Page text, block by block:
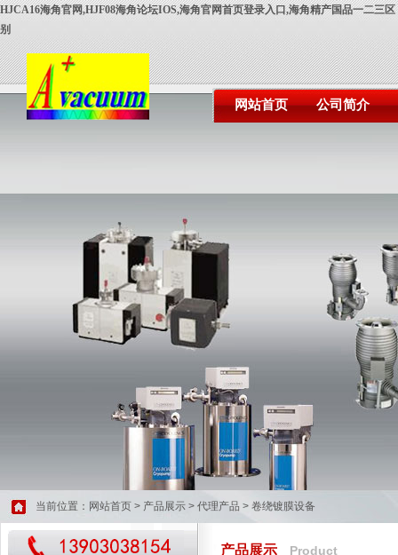
HJCA16海角官网,HJF08海角论坛IOS,海角官网首页登录入口,海角精产国品一二三区
别
网站首页 公司简介
当前位置： 网站首页 > 产品展示 > 代理产品 > 卷绕镀膜设备
产品展示 Product